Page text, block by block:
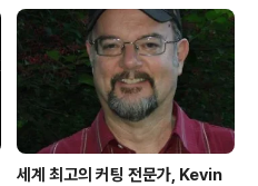
세계 최고의 커팅 전문가, Kevin